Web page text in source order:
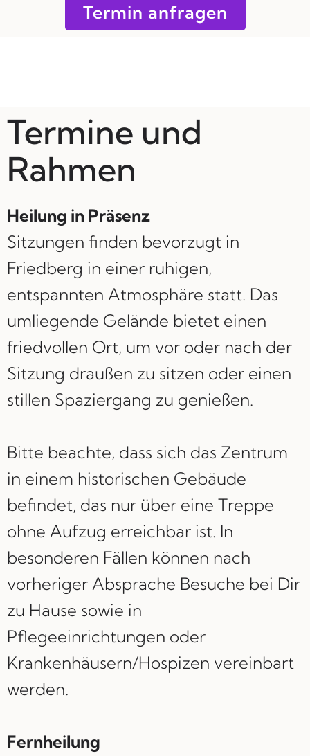
Termin anfragen
Termine und
Rahmen
Heilung in Präsenz
Sitzungen finden bevorzugt in
Friedberg in einer ruhigen,
entspannten Atmosphäre statt. Das
umliegende Gelände bietet einen
friedvollen Ort, um vor oder nach der
Sitzung draußen zu sitzen oder einen
stillen Spaziergang zu genießen.
Bitte beachte, dass sich das Zentrum
in einem historischen Gebäude
befindet, das nur über eine Treppe
ohne Aufzug erreichbar ist. In
besonderen Fällen können nach
vorheriger Absprache Besuche bei Dir
zu Hause sowie in
Pflegeeinrichtungen oder
Krankenhäusern/Hospizen vereinbart
werden.
Fernheilung